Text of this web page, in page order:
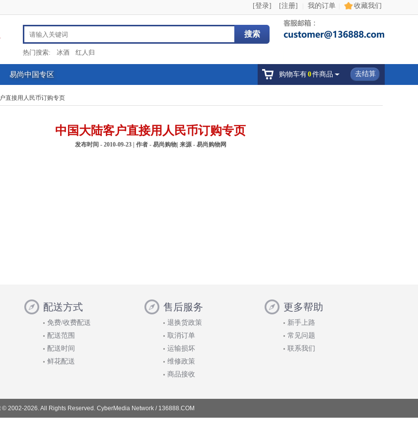
[登录] [注册] 我的订单 收藏我们
搜索
热门搜索: 冰酒 红人归
易尚中国专区 购物车有0件商品 去结算
直接用人民币订购专页
中国大陆客户直接用人民币订购专页
发布时间 - 2010-09-23 | 作者 - 易尚购物| 来源 - 易尚购物网
配送方式
免费/收费配送
配送范围
配送时间
鲜花配送
售后服务
退换货政策
取消订单
运输损坏
维修政策
商品接收
更多帮助
新手上路
常见问题
联系我们
© 2002-2026. All Rights Reserved. CyberMedia Network / 136888.COM